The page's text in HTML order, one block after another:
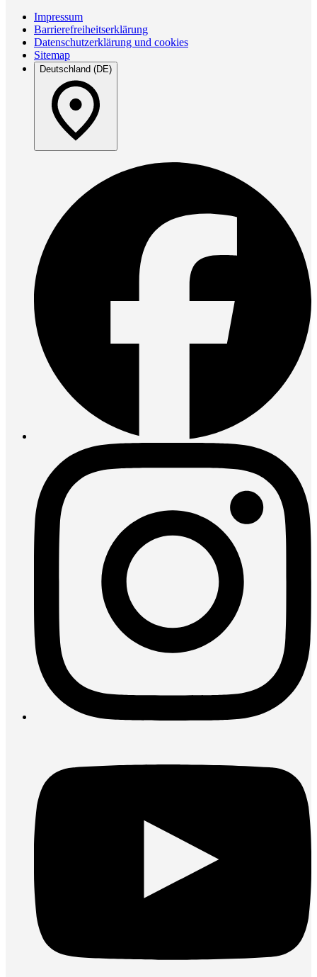
Impressum
Barrierefreiheitserklärung
Datenschutzerklärung und cookies
Sitemap
Deutschland (DE)